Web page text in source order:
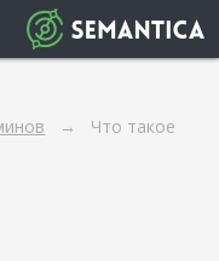
Что такое